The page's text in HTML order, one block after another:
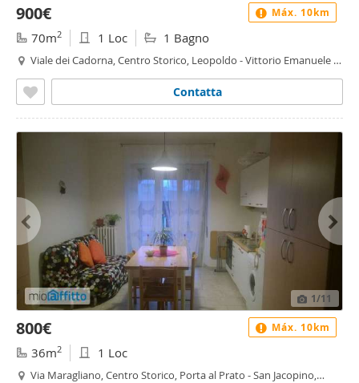
900€
70m2 1 Loc 1 Bagno
Viale dei Cadorna, Centro Storico, Leopoldo - Vittorio Emanuele -
Contatta
Máx. 10km
1/11
800€
36m2 1 Loc
Via Maragliano, Centro Storico, Porta al Prato - San Jacopino,
Máx. 10km